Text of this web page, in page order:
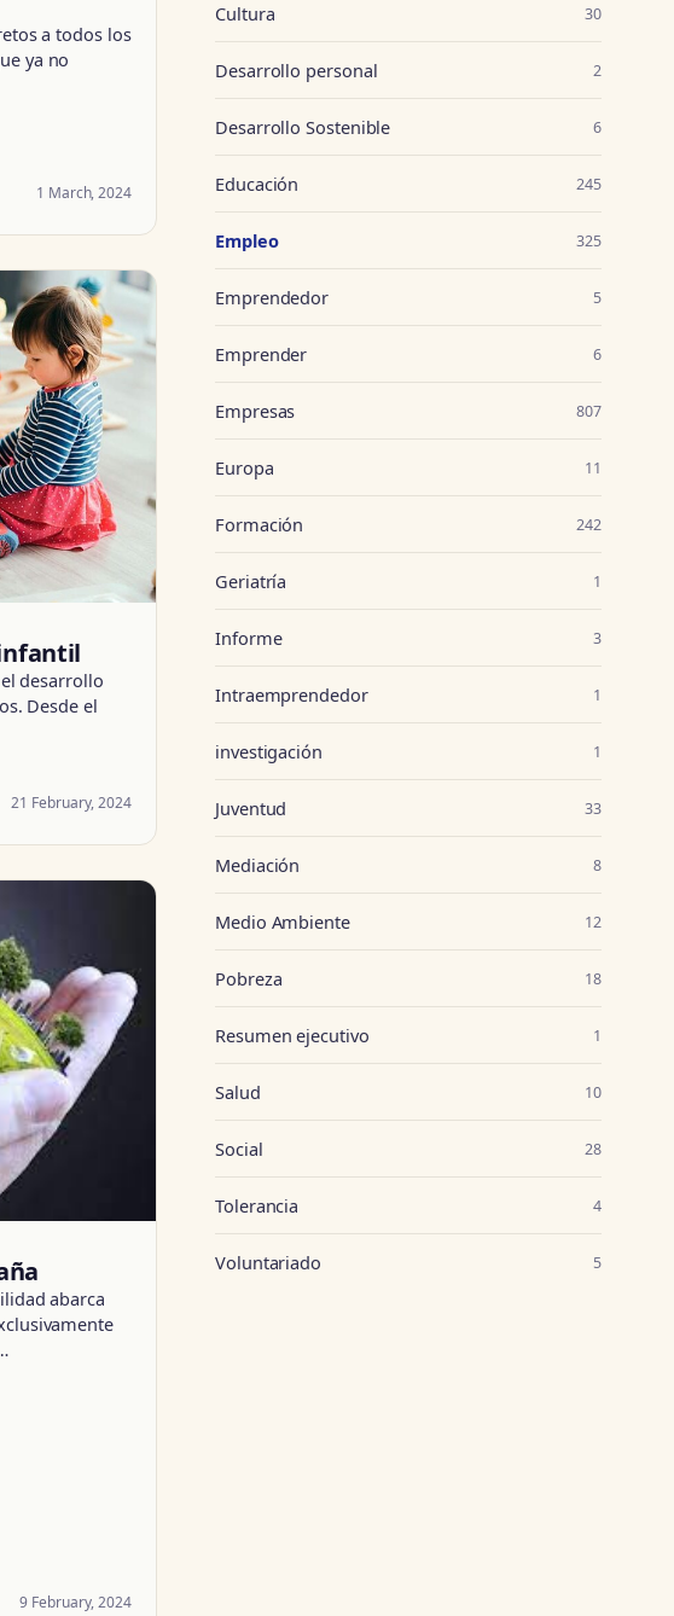
a todos los
ya no
1 March, 2024
desarrollo
Desde el
21 February, 2024
abarca
9 February, 2024
Cultura 30
Desarrollo personal 2
Desarrollo Sostenible 6
Educación 245
Empleo 325
Emprendedor 5
Emprender 6
Empresas 807
Europa 11
Formación 242
Geriatría 1
Informe 3
Intraemprendedor 1
investigación 1
Juventud 33
Mediación 8
Medio Ambiente 12
Pobreza 18
Resumen ejecutivo 1
Salud 10
Social 28
Tolerancia 4
Voluntariado 5